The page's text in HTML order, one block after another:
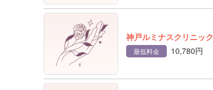
神戸ルミナスクリニック
最低料金 10,780円